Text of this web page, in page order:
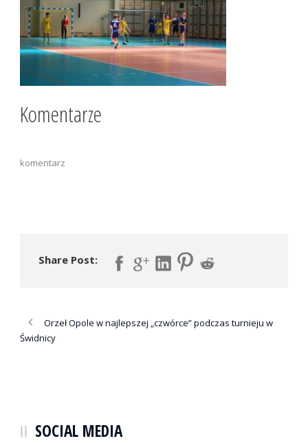
Komentarze
komentarz
Share Post:
Orzeł Opole w najlepszej „czwórce” podczas turnieju w
Świdnicy
SOCIAL MEDIA